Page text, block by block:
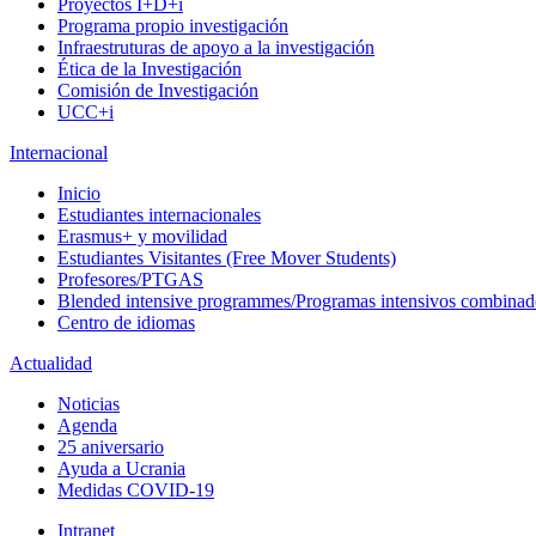
Proyectos I+D+i
Programa propio investigación
Infraestruturas de apoyo a la investigación
Ética de la Investigación
Comisión de Investigación
UCC+i
Internacional
Inicio
Estudiantes internacionales
Erasmus+ y movilidad
Estudiantes Visitantes (Free Mover Students)
Profesores/PTGAS
Blended intensive programmes/Programas intensivos
Centro de idiomas
Actualidad
Noticias
Agenda
25 aniversario
Ayuda a Ucrania
Medidas COVID-19
Intranet